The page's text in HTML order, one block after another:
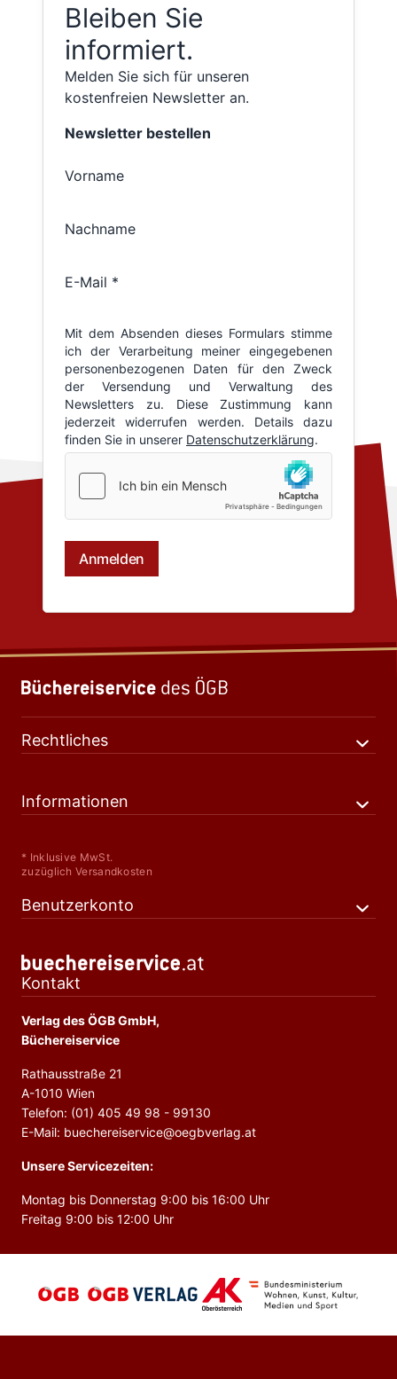
Bleiben Sie
informiert.
Melden Sie sich für unseren
kostenfreien Newsletter an.
Rechtliches
Informationen
* Inklusive MwSt.
zuzüglich Versandkosten
Benutzerkonto
Kontakt
Verlag des ÖGB GmbH,
Büchereiservice
Rathausstraße 21
A-1010 Wien
Telefon: (01) 405 49 98 - 99130
E-Mail: buechereiservice@oegbverlag.at
Unsere Servicezeiten:
Montag bis Donnerstag 9:00 bis 16:00 Uhr
Freitag 9:00 bis 12:00 Uhr